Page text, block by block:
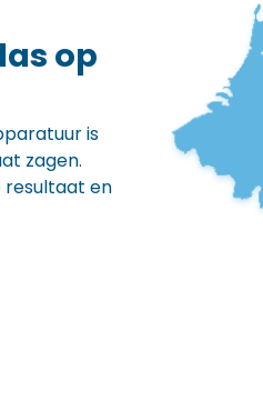
op
is
zagen.
resultaat en